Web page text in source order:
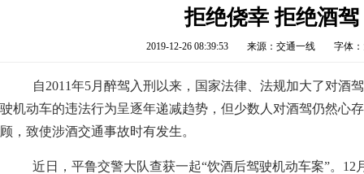
拒绝侥幸 拒绝酒驾
2019-12-26 08:39:53 来源：交通一线 字体：
自2011年5月醉驾入刑以来，国家法律、法规加大了对酒
驶机动车的违法行为呈逐年递减趋势，但少数人对酒驾仍然心
顾，致使涉酒交通事故时有发生。
近日，平鲁交警大队查获一起“饮酒后驾驶机动车案”。12